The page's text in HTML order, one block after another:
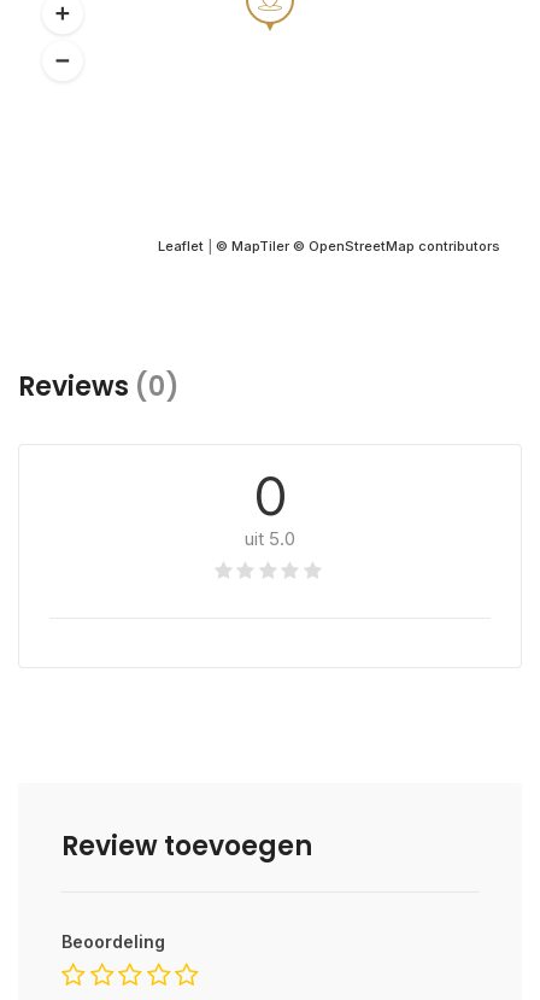
Leaflet © MapTiler © OpenStreetMap contributors
Reviews (0)
0
uit 5.0
Review toevoegen
Beoordeling